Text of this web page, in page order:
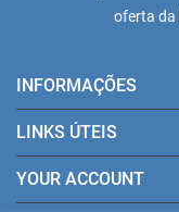
oferta da
INFORMAÇÕES
LINKS ÚTEIS
YOUR ACCOUNT